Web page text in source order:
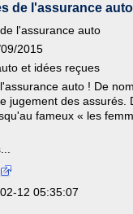
de l'assurance
l'assurance auto
2015
et idées reçues
auto ! De
jugement des assurés.
fameux « les
12 05:35:07